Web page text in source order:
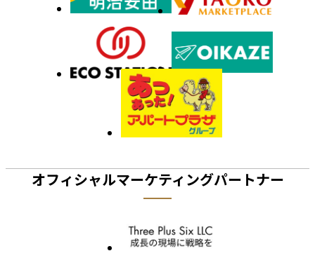
オフィシャルマーケティングパートナー